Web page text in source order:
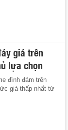
giá trên
lựa chọn
đình đám trên
giá thấp nhất từ